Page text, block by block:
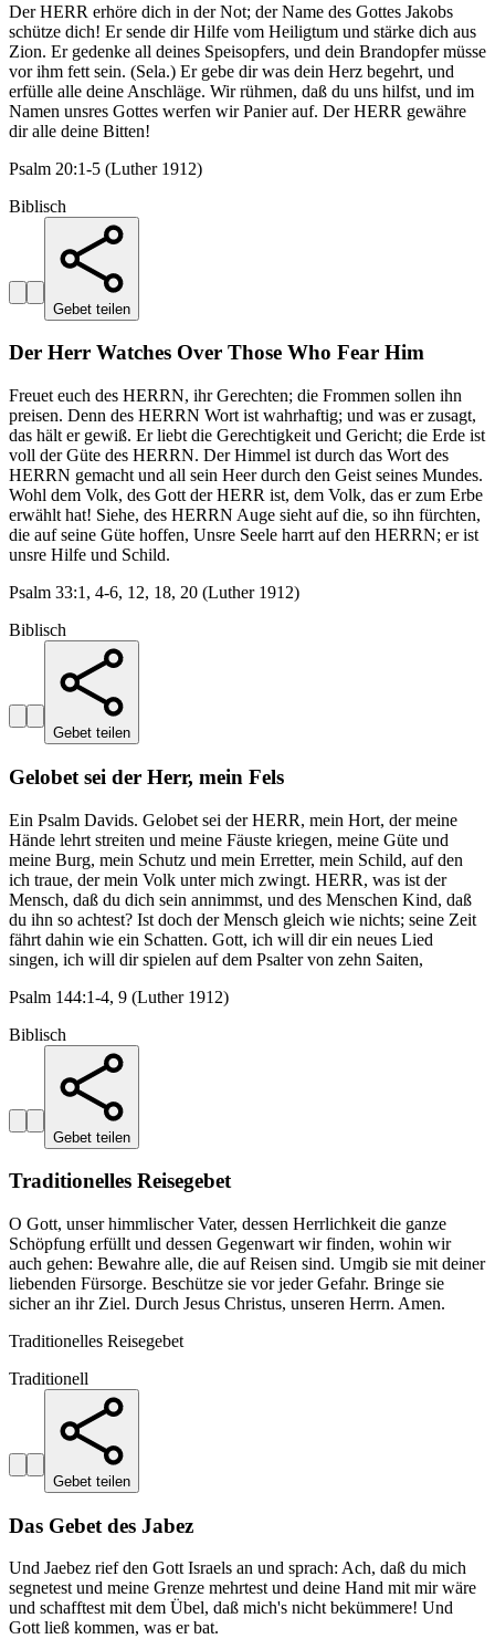
Der HERR erhöre dich in der Not; der Name des Gottes Jakobs
schütze dich! Er sende dir Hilfe vom Heiligtum und stärke dich aus
Zion. Er gedenke all deines Speisopfers, und dein Brandopfer müsse
vor ihm fett sein. (Sela.) Er gebe dir was dein Herz begehrt, und
erfülle alle deine Anschläge. Wir rühmen, daß du uns hilfst, und im
Namen unsres Gottes werfen wir Panier auf. Der HERR gewähre
dir alle deine Bitten!
Psalm 20:1-5 (Luther 1912)
Biblisch
Gebet teilen
Der Herr Watches Over Those Who Fear Him
Freuet euch des HERRN, ihr Gerechten; die Frommen sollen ihn
preisen. Denn des HERRN Wort ist wahrhaftig; und was er zusagt,
das hält er gewiß. Er liebt die Gerechtigkeit und Gericht; die Erde ist
voll der Güte des HERRN. Der Himmel ist durch das Wort des
HERRN gemacht und all sein Heer durch den Geist seines Mundes.
Wohl dem Volk, des Gott der HERR ist, dem Volk, das er zum Erbe
erwählt hat! Siehe, des HERRN Auge sieht auf die, so ihn fürchten,
die auf seine Güte hoffen, Unsre Seele harrt auf den HERRN; er ist
unsre Hilfe und Schild.
Psalm 33:1, 4-6, 12, 18, 20 (Luther 1912)
Biblisch
Gebet teilen
Gelobet sei der Herr, mein Fels
Ein Psalm Davids. Gelobet sei der HERR, mein Hort, der meine
Hände lehrt streiten und meine Fäuste kriegen, meine Güte und
meine Burg, mein Schutz und mein Erretter, mein Schild, auf den
ich traue, der mein Volk unter mich zwingt. HERR, was ist der
Mensch, daß du dich sein annimmst, und des Menschen Kind, daß
du ihn so achtest? Ist doch der Mensch gleich wie nichts; seine Zeit
fährt dahin wie ein Schatten. Gott, ich will dir ein neues Lied
singen, ich will dir spielen auf dem Psalter von zehn Saiten,
Psalm 144:1-4, 9 (Luther 1912)
Biblisch
Gebet teilen
Traditionelles Reisegebet
O Gott, unser himmlischer Vater, dessen Herrlichkeit die ganze
Schöpfung erfüllt und dessen Gegenwart wir finden, wohin wir
auch gehen: Bewahre alle, die auf Reisen sind. Umgib sie mit deiner
liebenden Fürsorge. Beschütze sie vor jeder Gefahr. Bringe sie
sicher an ihr Ziel. Durch Jesus Christus, unseren Herrn. Amen.
Traditionelles Reisegebet
Traditionell
Gebet teilen
Das Gebet des Jabez
Und Jaebez rief den Gott Israels an und sprach: Ach, daß du mich
segnetest und meine Grenze mehrtest und deine Hand mit mir wäre
und schafftest mit dem Übel, daß mich's nicht bekümmere! Und
Gott ließ kommen, was er bat.